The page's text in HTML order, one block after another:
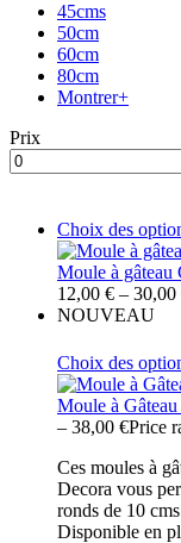
45cms
50cm
60cm
80cm
Montrer+
Prix
Choix des
Moule à gâteau
12,00 € – 30,00
NOUVEAU
Choix des
Moule à
– 38,00 €Price
Ces moules à
Decora vous
ronds de 10
Disponible en